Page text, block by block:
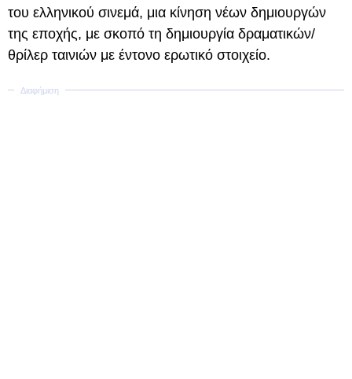
του ελληνικού σινεμά, μια κίνηση νέων δημιουργών
της εποχής, με σκοπό τη δημιουργία δραματικών/
θρίλερ ταινιών με έντονο ερωτικό στοιχείο.